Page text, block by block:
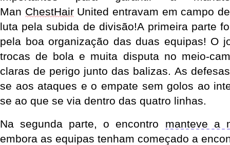
Man ChestHair United entravam em campo
luta pela subida de divisão!A primeira parte
pela boa organização das duas equipas! O
trocas de bola e muita disputa no meio-
claras de perigo junto das balizas. As
se aos ataques e o empate sem golos ao
se ao que se via dentro das quatro linhas.
Na segunda parte, o encontro
manteve a
embora as equipas tenham começado a